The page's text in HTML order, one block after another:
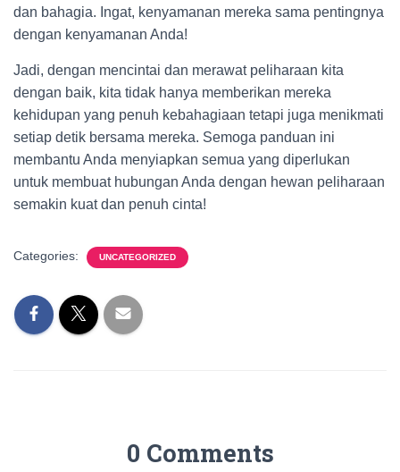
dan bahagia. Ingat, kenyamanan mereka sama pentingnya
dengan kenyamanan Anda!
Jadi, dengan mencintai dan merawat peliharaan kita
dengan baik, kita tidak hanya memberikan mereka
kehidupan yang penuh kebahagiaan tetapi juga menikmati
setiap detik bersama mereka. Semoga panduan ini
membantu Anda menyiapkan semua yang diperlukan
untuk membuat hubungan Anda dengan hewan peliharaan
semakin kuat dan penuh cinta!
Categories: UNCATEGORIZED
0 Comments